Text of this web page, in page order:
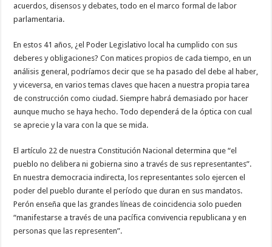
acuerdos, disensos y debates, todo en el marco formal de labor
parlamentaria.
En estos 41 años, ¿el Poder Legislativo local ha cumplido con sus
deberes y obligaciones? Con matices propios de cada tiempo, en un
análisis general, podríamos decir que se ha pasado del debe al haber,
y viceversa, en varios temas claves que hacen a nuestra propia tarea
de construcción como ciudad. Siempre habrá demasiado por hacer
aunque mucho se haya hecho. Todo dependerá de la óptica con cual
se aprecie y la vara con la que se mida.
El artículo 22 de nuestra Constitución Nacional determina que “el
pueblo no delibera ni gobierna sino a través de sus representantes”.
En nuestra democracia indirecta, los representantes solo ejercen el
poder del pueblo durante el período que duran en sus mandatos.
Perón enseña que las grandes líneas de coincidencia solo pueden
“manifestarse a través de una pacífica convivencia republicana y en
personas que las representen”.